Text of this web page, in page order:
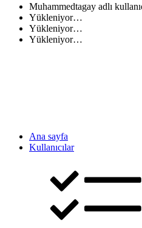
Muhammedtagay adlı
Yükleniyor…
Yükleniyor…
Yükleniyor…
Ana sayfa
Kullanıcılar